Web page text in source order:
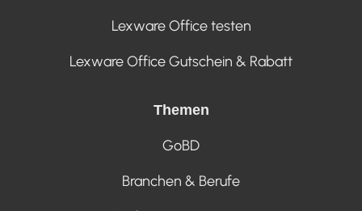
Lexware Office testen
Lexware Office Gutschein & Rabatt
Themen
GoBD
Branchen & Berufe